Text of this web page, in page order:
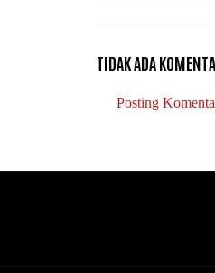
TIDAK ADA
Posting